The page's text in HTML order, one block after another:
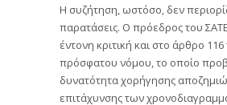
Η συζήτηση, ωστόσο, δεν
παρατάσεις. Ο πρόεδρος του
έντονη κριτική και στο άρθρο 116
πρόσφατου νόμου, το οποίο
δυνατότητα χορήγησης
επιτάχυνσης των